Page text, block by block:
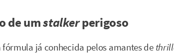
de umstalkerperigoso
já conhecida pelos amantes de